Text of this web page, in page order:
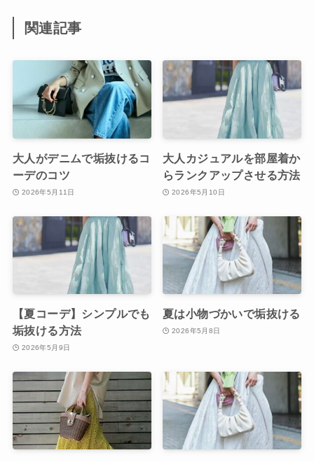
関連記事
大人がデニムで垢抜けるコ
ーデのコツ
2026年5月11日
大人カジュアルを部屋着か
らランクアップさせる方法
2026年5月10日
【夏コーデ】シンプルでも
垢抜ける方法
2026年5月9日
夏は小物づかいで垢抜ける
2026年5月8日